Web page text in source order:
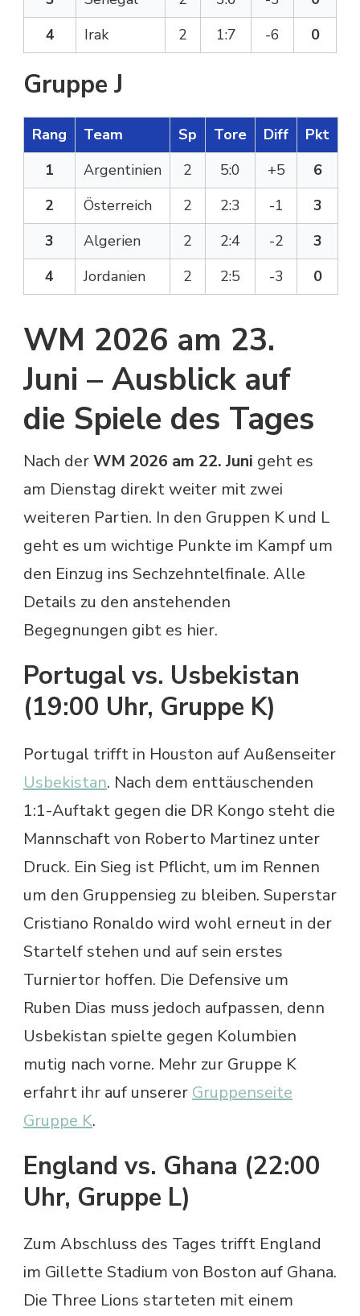
4
Irak 2 1:7 -6 0
Gruppe J
Rang Team Sp Tore Diff
Pkt
1
Argentinien 2 5:0 +5
6
2
Österreich 2 2:3 -1
3
3
Algerien 2 2:4 -2
3
4
Jordanien 2 2:5 -3 0
WM 2026 am 23.
Juni – Ausblick auf
die Spiele des Tages
Nach derWM 2026 am 22. Juni geht es
am Dienstag direkt weiter mit zwei
weiteren Partien. In den Gruppen K und L
geht es um wichtige Punkte im Kampf um
den Einzug ins Sechzehntelfinale. Alle
Details zu den anstehenden
Begegnungen gibt es hier.
Portugal vs. Usbekistan
(19:00 Uhr, Gruppe K)
Portugal trifft in Houston auf Außenseiter
Usbekistan. Nach dem enttäuschenden
1:1-Auftakt gegen die DR Kongo steht die
Mannschaft von Roberto Martinez unter
Druck. Ein Sieg ist Pflicht, um im Rennen
um den Gruppensieg zu bleiben. Superstar
Cristiano Ronaldo wird wohl erneut in der
Startelf stehen und auf sein erstes
Turniertor hoffen. Die Defensive um
Ruben Dias muss jedoch aufpassen, denn
Usbekistan spielte gegen Kolumbien
mutig nach vorne. Mehr zur Gruppe K
erfahrt ihr auf unserer Gruppenseite
Gruppe K.
England vs. Ghana (22:00
Uhr, Gruppe L)
Zum Abschluss des Tages trifft England
im Gillette Stadium von Boston auf Ghana.
Die Three Lions starteten mit einem